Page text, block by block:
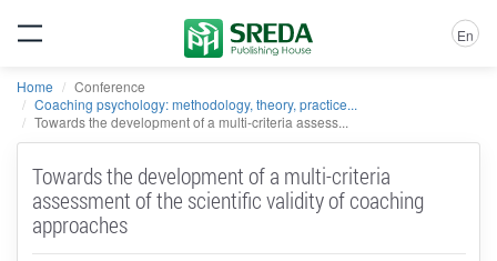
En
Home
Conference
Coaching psychology: methodology, theory, practice...
Towards the development of a multi-criteria assess...
Towards the development of a multi-criteria
assessment of the scientific validity of coaching
approaches